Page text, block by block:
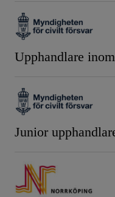
Upphandlare
Junior